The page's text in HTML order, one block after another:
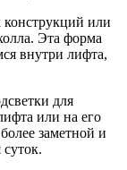
или
Эта форма
внутри лифта,
для
или на его
заметной и